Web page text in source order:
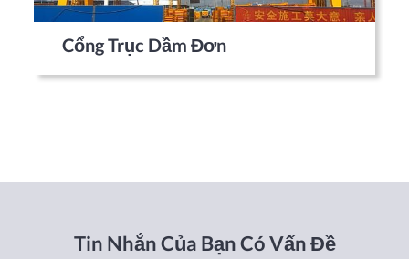
Cổng Trục Dầm Đơn
Tin Nhắn Của Bạn Có Vấn Đề